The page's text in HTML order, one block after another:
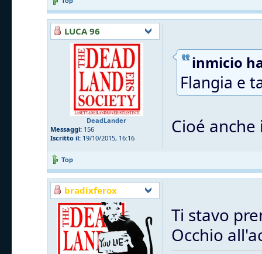
LUCA 96
DeadLander
Messaggi: 156
Iscritto il: 19/10/2015, 16:16
inmicio
Flangia e
Cioé
Top
bradixferox
Ti stavo
Occhio